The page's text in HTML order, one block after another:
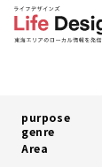
purpose
genre
Area